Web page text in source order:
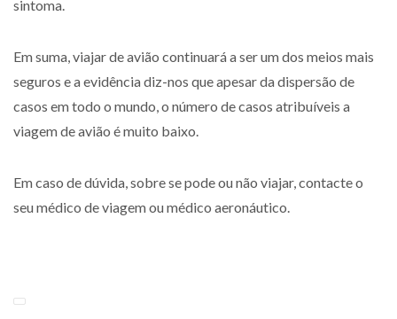
sintoma.
Em suma, viajar de avião continuará a ser um dos meios mais
seguros e a evidência diz-nos que apesar da dispersão de
casos em todo o mundo, o número de casos atribuíveis a
viagem de avião é muito baixo.
Em caso de dúvida, sobre se pode ou não viajar, contacte o
seu médico de viagem ou médico aeronáutico.